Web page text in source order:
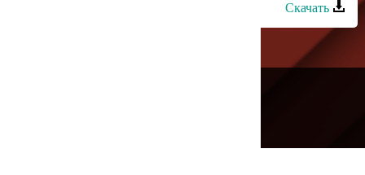
Скачать